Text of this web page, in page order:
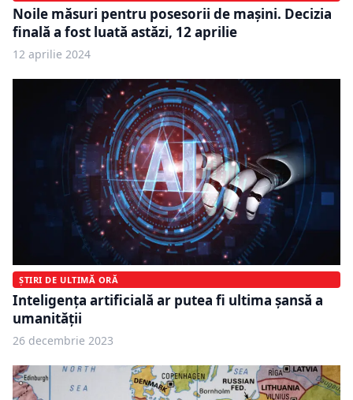
Noile măsuri pentru posesorii de mașini. Decizia
finală a fost luată astăzi, 12 aprilie
12 aprilie 2024
ȘTIRI DE ULTIMĂ ORĂ
Inteligența artificială ar putea fi ultima șansă a
umanității
26 decembrie 2023